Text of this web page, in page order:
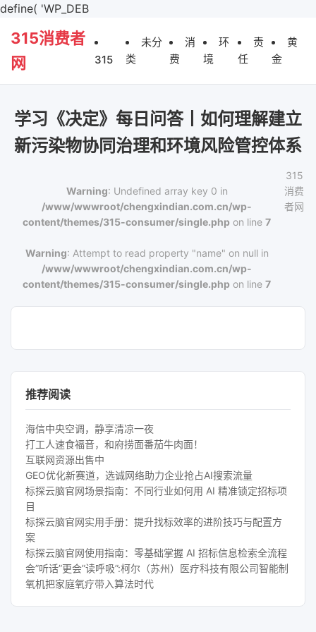
define( 'WP_DEB
315消费者
网
315
未分
类
消
费
环
境
责
任
黄
金
学习《决定》每日问答丨如何理解建立
新污染物协同治理和环境风险管控体系
Warning: Undefined array key 0 in
/www/wwwroot/chengxindian.com.cn/wp-
content/themes/315-consumer/single.php on line7
Warning: Attempt to read property "name" on null in
/www/wwwroot/chengxindian.com.cn/wp-
content/themes/315-consumer/single.php on line7
315
消费
者网
推荐阅读
海信中央空调，静享清凉一夜
打工人速食福音，和府捞面番茄牛肉面！
互联网资源出售中
GEO优化新赛道，选诚网络助力企业抢占AI搜索流量
标探云脑官网场景指南：不同行业如何用 AI 精准锁定招标项
目
标探云脑官网实用手册：提升找标效率的进阶技巧与配置方
案
标探云脑官网使用指南：零基础掌握 AI 招标信息检索全流程
会”听话”更会”读呼吸”:柯尔（苏州）医疗科技有限公司智能制
氧机把家庭氧疗带入算法时代